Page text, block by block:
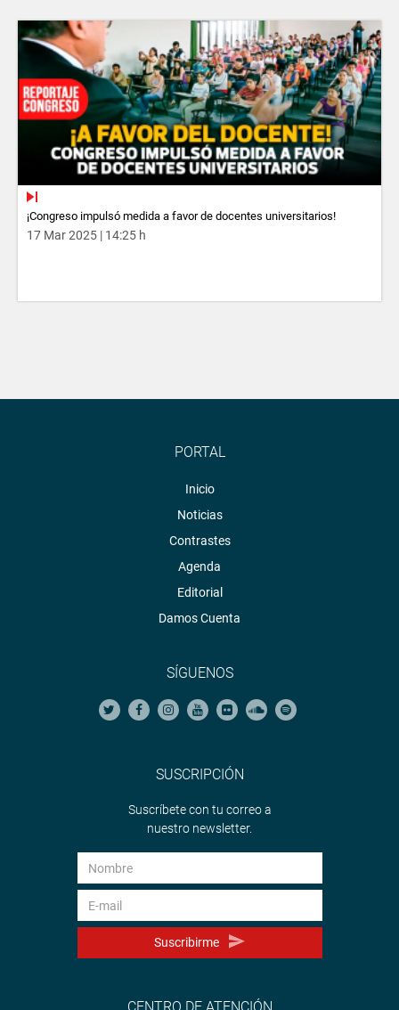
¡Congreso impulsó medida a favor de docentes universitarios!
17 Mar 2025 | 14:25 h
PORTAL
Inicio
Noticias
Contrastes
Agenda
Editorial
Damos Cuenta
SÍGUENOS
SUSCRIPCIÓN
Suscríbete con tu correo a
nuestro newsletter.
Suscribirme